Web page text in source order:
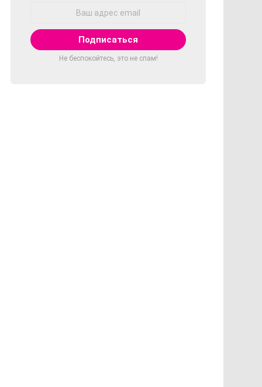
Не беспокойтесь, это не спам!